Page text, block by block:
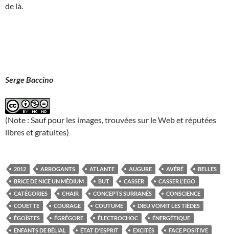
de là.
Serge Baccino
(Note : Sauf pour les images, trouvées sur le Web et réputées
libres et gratuites)
2012 ARROGANTS ATLANTE AUGURE AVÉRÉ
BELLES
BRICE DE NICE UN MÉDIUM
BUT CASSER
CASSER L'EGO
CATÉGORIES
CHAIR CONCEPTS SURRANÉS
CONSCIENCE
COUETTE
COURAGE COUTUME
DIEU VOMIT LES TIÈDES
ÉGOÏSTES
ÉGRÉGORE ÉLECTROCHOC
ÉNERGÉTIQUE
ENFANTS DE BÉLIAL
ÉTAT D'ESPRIT EXCITÉS
FACE POSITIVE